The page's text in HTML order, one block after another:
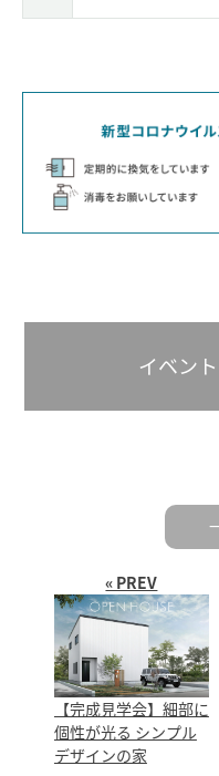
イベン
« PREV
【完成見学会】細部に
個性が光る シンプル
デザインの家